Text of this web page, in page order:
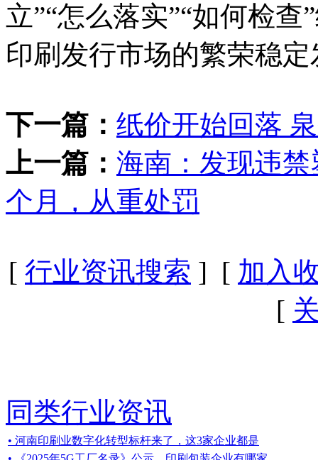
立”“怎么落实”“如何检
印刷发行市场的繁荣稳
下一篇： 纸价开始回落
上一篇： 海南：发现违禁
个月，从重处罚
[ 行业资讯搜索 ] [ 加入
[
同类行业资讯
• 河南印刷业数字化转型标杆来了，这3家企业都是